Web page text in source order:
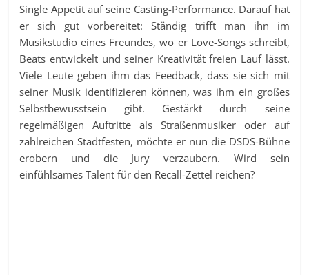
Single Appetit auf seine Casting-Performance. Darauf hat
er sich gut vorbereitet: Ständig trifft man ihn im
Musikstudio eines Freundes, wo er Love-Songs schreibt,
Beats entwickelt und seiner Kreativität freien Lauf lässt.
Viele Leute geben ihm das Feedback, dass sie sich mit
seiner Musik identifizieren können, was ihm ein großes
Selbstbewusstsein gibt. Gestärkt durch seine
regelmäßigen Auftritte als Straßenmusiker oder auf
zahlreichen Stadtfesten, möchte er nun die DSDS-Bühne
erobern und die Jury verzaubern. Wird sein
einfühlsames Talent für den Recall-Zettel reichen?